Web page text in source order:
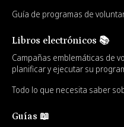
Guía de programas de
Libros electrónicos 📚
Campañas emblemáticas de
planificar y ejecutar su
Todo lo que necesita saber
Guías 📖